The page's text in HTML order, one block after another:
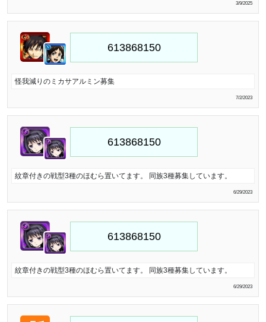
3/9/2025
怪我減りのミカサアルミン募集
7/2/2023
紋章付きの戦型3種のほむら置いてます。 同族3種募集しています。
6/29/2023
紋章付きの戦型3種のほむら置いてます。 同族3種募集しています。
6/29/2023